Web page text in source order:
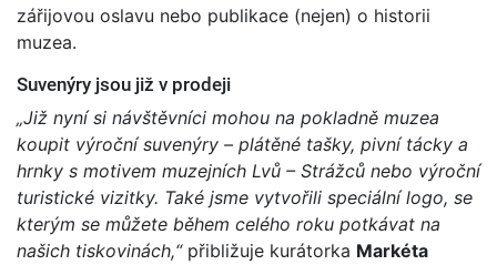
zářijovou oslavu nebo publikace (nejen) o historii
muzea.
Suvenýry jsou již v prodeji
„Již nyní si návštěvníci mohou na pokladně muzea
koupit výroční suvenýry – plátěné tašky, pivní tácky a
hrnky s motivem muzejních Lvů – Strážců nebo výroční
turistické vizitky. Také jsme vytvořili speciální logo, se
kterým se můžete během celého roku potkávat na
našich tiskovinách,“přibližuje kurátorka Markéta